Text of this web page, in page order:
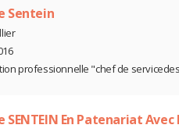
Sentein
professionnelle "chef de
SENTEIN En Patenariat Avec